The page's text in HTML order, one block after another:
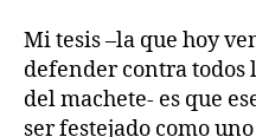
Mi tesis –la que hoy
defender contra todos
del machete- es que
ser festejado como